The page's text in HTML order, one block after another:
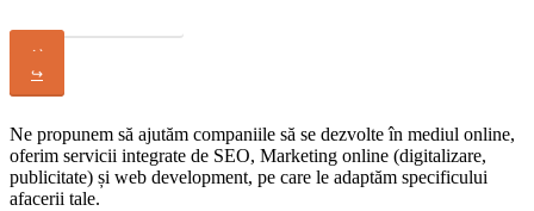
↩
↪
Ne propunem să ajutăm companiile să se dezvolte în mediul online,
oferim servicii integrate de SEO, Marketing online (digitalizare,
publicitate) și web development, pe care le adaptăm specificului
afacerii tale.